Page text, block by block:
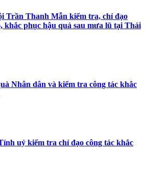
Trần Thanh Mẫn kiểm tra, chỉ đạo
khắc phục hậu quả sau mưa lũ tại Thái
Nhân dân và kiểm tra công tác khắc
uỷ kiểm tra chỉ đạo công tác khắc